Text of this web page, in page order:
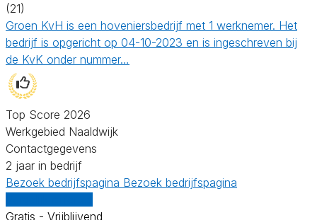
(21)
Groen KvH is een hoveniersbedrijf met 1 werknemer. Het
bedrijf is opgericht op 04-10-2023 en is ingeschreven bij
de KvK onder nummer…
Top Score 2026
Werkgebied Naaldwijk
Contactgegevens
2 jaar in bedrijf
Bezoek bedrijfspagina Bezoek bedrijfspagina
Gratis - Vrijblijvend